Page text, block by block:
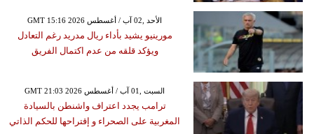
GMT 15:16 2026 الأحد ,02 آب / أغسطس
مورينيو يشيد بأداء ريال مدريد رغم التعادل
ويؤكد قلقه من عدم اكتمال الفريق
GMT 21:03 2026 السبت ,01 آب / أغسطس
ترامب يجدد اعتراف واشنطن بالسيادة
المغربية على الصحراء و إقتراحها للحكم الذاتي